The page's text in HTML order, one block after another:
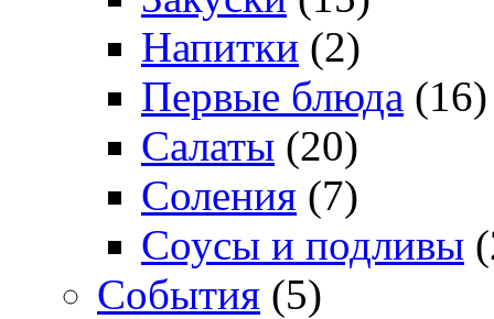
Напитки (2)
Первые блюда (16)
Салаты (20)
Соления (7)
Соусы и подливы
События (5)